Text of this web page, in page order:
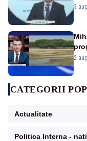
ne
3
2
CATEGORII
Actualitate
Politica Interna -